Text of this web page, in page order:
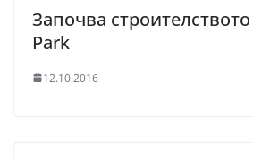
Започва
Park
12.10.2016